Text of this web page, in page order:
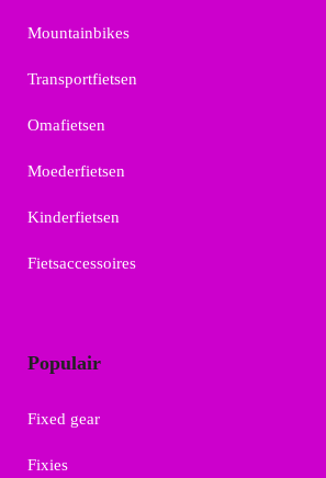
Mountainbikes
Transportfietsen
Omafietsen
Moederfietsen
Kinderfietsen
Fietsaccessoires
Populair
Fixed gear
Fixies